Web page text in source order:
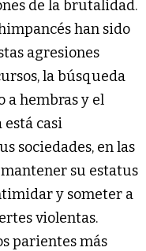
de la brutalidad.
han sido
agresiones
la búsqueda
a hembras y el
casi
sociedades, en las
su estatus
y someter a
violentas.
parientes más